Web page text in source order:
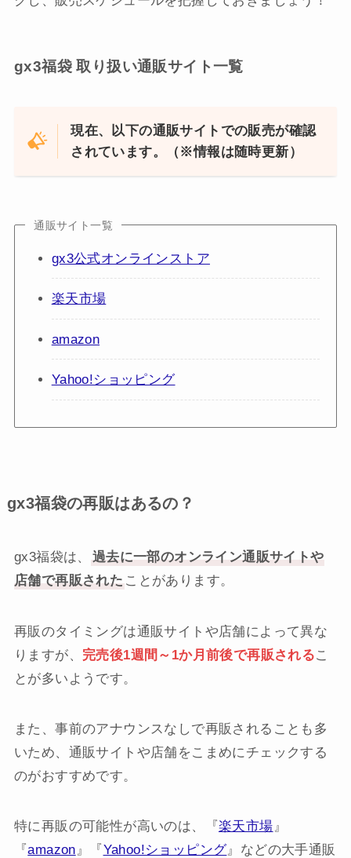
gx3福袋 取り扱い通販サイト一覧
現在、以下の通販サイトでの販売が確認
されています。（※情報は随時更新）
通販サイト一覧
gx3公式オンラインストア
楽天市場
amazon
Yahoo!ショッピング
gx3福袋の再販はあるの？
gx3福袋は、
過去に一部のオンライン通販サイトや
店舗で再販された ことがあります。
再販のタイミングは通販サイトや店舗によって異な
りますが、 完売後1週間～1か月前後で再販されるこ
とが多いようです。
また、事前のアナウンスなしで再販されることも多
いため、通販サイトや店舗をこまめにチェックする
のがおすすめです。
特に再販の可能性が高いのは、『楽天市場 』
『amazon 』『Yahoo!ショッピング』などの大手通販